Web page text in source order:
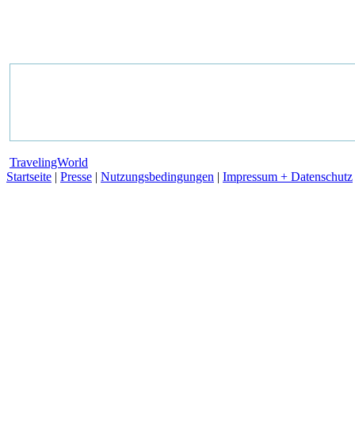
TravelingWorld
Startseite | Presse | Nutzungsbedingungen | Impressum + Datenschutz